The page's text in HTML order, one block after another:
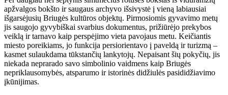
apžvalgos bokšto ir saugaus archyvo išsivystė į vieną labiausiai
išgarsėjusių Briugės kultūros objektų. Pirmosiomis gyvavimo metų
jis saugojo gyvybiškai svarbius dokumentus, prižiūrėjo prekybos
veiklą ir tarnavo kaip perspėjimo vieta pavojaus metu. Keičiantis
miesto poreikiams, jo funkcija persiorientavo į paveldą ir turizmą –
kasmet sulaukdama tūkstančių lankytojų. Nepaisant šių pokyčių, jis
niekada neprarado savo simbolinio vaidmens kaip Briugės
nepriklausomybės, atsparumo ir istorinės didžiulės pasididžiavimo
įkūnijimas.